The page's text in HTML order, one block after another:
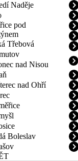
Naděje
pod
Třebová
nad Nisou
nad Ohří
Boleslav